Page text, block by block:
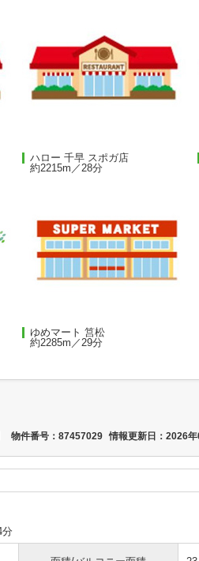
ハロー 千早 スポガ店
約2215m／28分
ゆめマート 筥松
約2285m／29分
物件番号：87457029 情報更新日：2026年
分